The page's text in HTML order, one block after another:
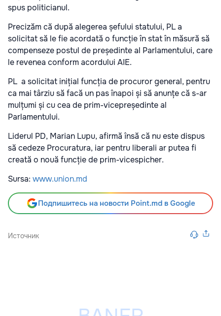
spus politicianul.
Precizăm că după alegerea șefului statului, PL a
solicitat să le fie acordată o funcție în stat în măsură să
compenseze postul de președinte al Parlamentului, care
le revenea conform acordului AIE.
PL a solicitat inițial funcția de procuror general, pentru
ca mai târziu să facă un pas înapoi și să anunțe că s-ar
mulțumi și cu cea de prim-vicepreședinte al
Parlamentului.
Liderul PD, Marian Lupu, afirmă însă că nu este dispus
să cedeze Procuratura, iar pentru liberali ar putea fi
creată o nouă funcție de prim-vicespicher.
Sursa: www.union.md
Подпишитесь на новости Point.md в Google
Источник